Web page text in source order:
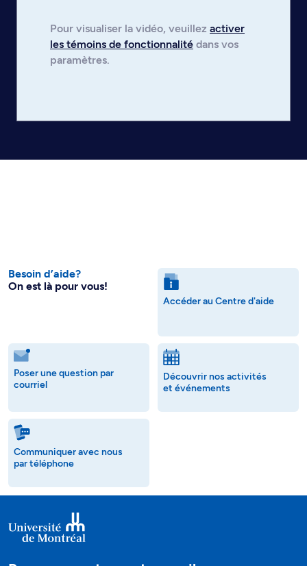
Pour visualiser la vidéo, veuillez activer
les témoins de fonctionnalité dans vos
paramètres.
Besoin d’aide?
On est là pour vous!
Accéder au Centre d'aide
Poser une question par
courriel
Découvrir nos activités
et événements
Communiquer avec nous
par téléphone